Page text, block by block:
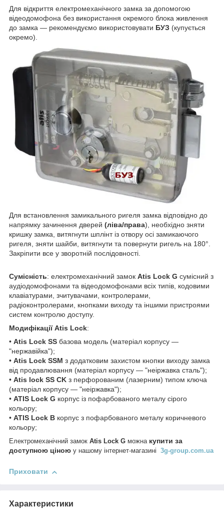
Для відкриття електромеханічного замка за допомогою
відеодомофона без використання окремого блока живлення
до замка — рекомендуємо використовувати БУЗ (купується
окремо).
Для встановлення замикального ригеля замка відповідно до
напрямку зачинення дверей (ліва/права), необхідно зняти
кришку замка, витягнути шплінт із отвору осі замикаючого
ригеля, зняти шайби, витягнути та повернути ригель на 180°.
Закріпити все у зворотній послідовності.
Сумісність: електромеханічний замок Atis Lock G сумісний з
аудіодомофонами та відеодомофонами всіх типів, кодовими
клавіатурами, зчитувачами, контролерами,
радіоконтролерами, кнопками виходу та іншими пристроями
систем контролю доступу.
Модифікації Atis Lock:
• Atis Lock SS базова модель (матеріал корпусу —
"нержавійка");
• Atis Lock SSM з додатковим захистом кнопки виходу замка
від продавлювання (матеріал корпусу — "неіржавка сталь");
• Atis lock SS CK з перфорованим (лазерним) типом ключа
(матеріал корпусу — "неіржавка");
• ATIS Lock G корпус із пофарбованого металу сірого
кольору;
• ATIS Lock B корпус з пофарбованого металу коричневого
кольору;
Електромеханічний замок Atis Lock G можнакупити за
доступною ціною у нашому інтернет-магазині 3g-group.com.ua
Приховати
Характеристики